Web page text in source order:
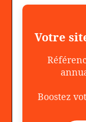
Votre
Boostez